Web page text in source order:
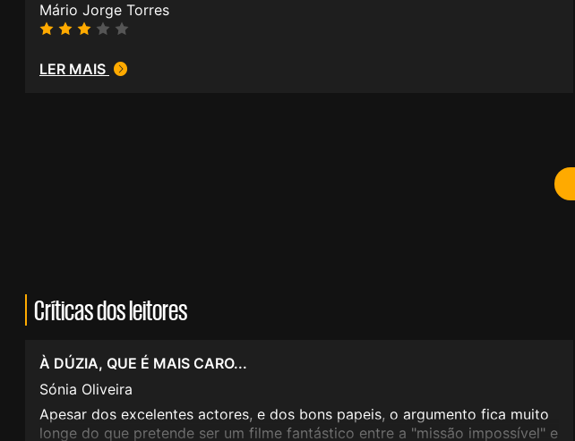
Mário Jorge Torres
LER MAIS
Críticas dos leitores
À DÚZIA, QUE É MAIS CARO...
Sónia Oliveira
Apesar dos excelentes actores, e dos bons papeis, o argumento fica muito
longe do que pretende ser um filme fantástico entre a "missão impossível" e